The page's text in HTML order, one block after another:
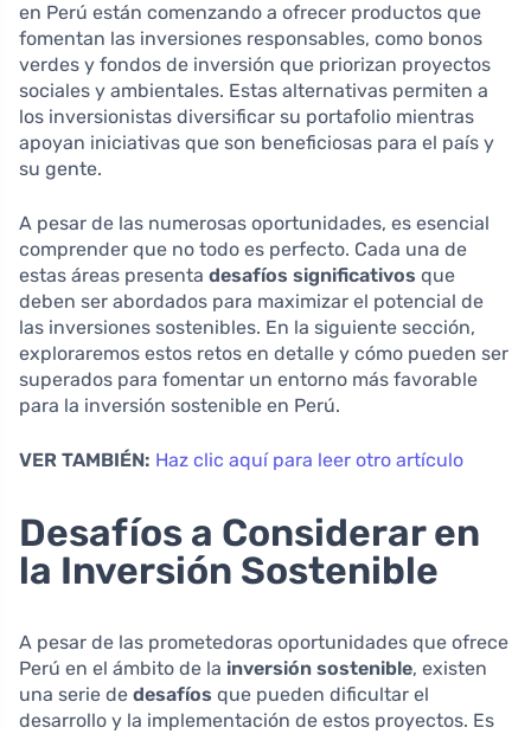
en Perú están comenzando a ofrecer productos que
fomentan las inversiones responsables, como bonos
verdes y fondos de inversión que priorizan proyectos
sociales y ambientales. Estas alternativas permiten a
los inversionistas diversificar su portafolio mientras
apoyan iniciativas que son beneficiosas para el país y
su gente.
A pesar de las numerosas oportunidades, es esencial
comprender que no todo es perfecto. Cada una de
estas áreas presenta desafíos significativos que
deben ser abordados para maximizar el potencial de
las inversiones sostenibles. En la siguiente sección,
exploraremos estos retos en detalle y cómo pueden ser
superados para fomentar un entorno más favorable
para la inversión sostenible en Perú.
VER TAMBIÉN: Haz clic aquí para leer otro artículo
Desafíos a Considerar en
la Inversión Sostenible
A pesar de las prometedoras oportunidades que ofrece
Perú en el ámbito de la inversión sostenible, existen
una serie de desafíos que pueden dificultar el
desarrollo y la implementación de estos proyectos. Es